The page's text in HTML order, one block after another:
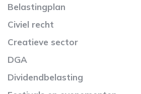
Belastingplan
Civiel recht
Creatieve sector
DGA
Dividendbelasting